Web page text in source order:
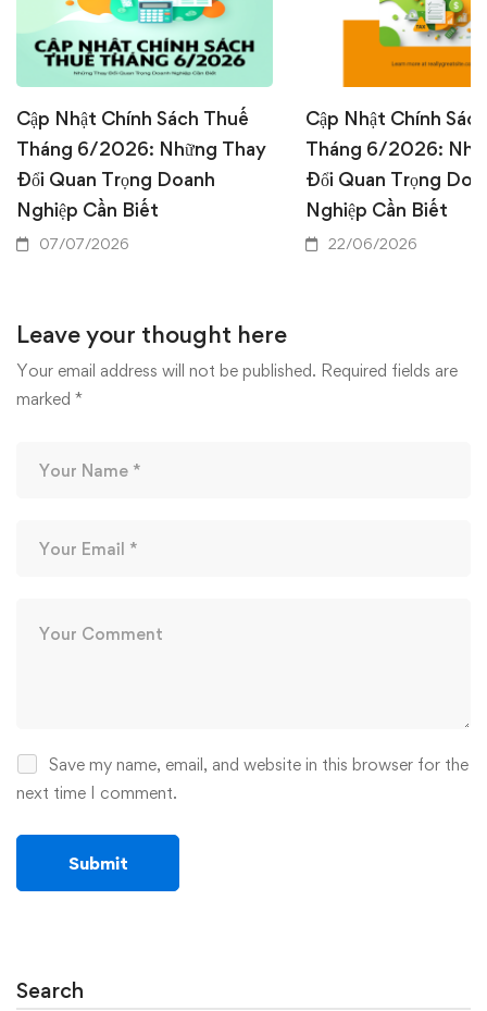
Cập Nhật Chính Sách Thuế
Tháng 6/2026: Những Thay
Đổi Quan Trọng Doanh
Nghiệp Cần Biết
07/07/2026
Cập Nhật Chính
Tháng 6/2026:
Đổi Quan Trọng
Nghiệp Cần Biết
22/06/2026
Leave your thought here
Your email address will not be published. Required fields are
marked *
Save my name, email, and website in this browser for the
next time I comment.
Search